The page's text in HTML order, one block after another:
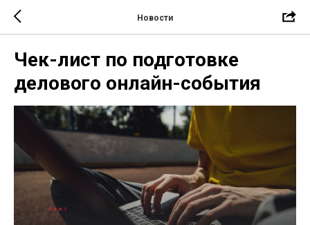
Новости
Чек-лист по подготовке
делового онлайн-события